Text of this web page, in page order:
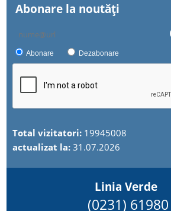
Abonare la noutăţi
Abonare Dezabonare
Total vizitatori: 19945008
actualizat la:31.07.2026
Linia Verde
(0231) 61980